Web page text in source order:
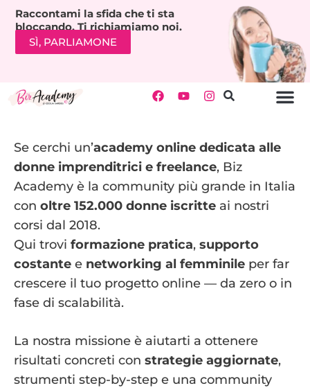
Raccontami la sfida che ti sta
bloccando. Ti richiamiamo noi.
SÌ, PARLIAMONE
Se cerchi un’academy online dedicata alle
donne imprenditrici e freelance, Biz
Academy è la community più grande in Italia
con oltre 152.000 donne iscritte ai nostri
corsi dal 2018.
Qui trovi formazione pratica, supporto
costante e networking al femminile per far
crescere il tuo progetto online — da zero o in
fase di scalabilità.
La nostra missione è aiutarti a ottenere
risultati concreti con strategie aggiornate,
strumenti step-by-step e una community